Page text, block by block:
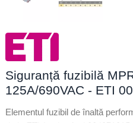
Siguranță fuzibilă
125A/690VAC - ETI
Elementul fuzibil de înaltă